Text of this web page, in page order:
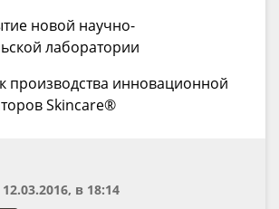
новой научно-
лаборатории
производства инновационной
Skincare®
12.03.2016, в 18:14